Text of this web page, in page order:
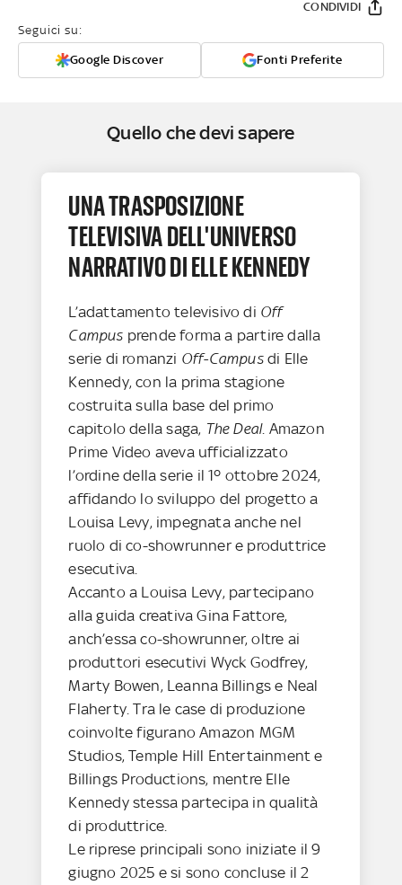
Seguici su:
Google Discover Fonti Preferite
CONDIVIDI
Quello che devi sapere
UNA TRASPOSIZIONE
TELEVISIVA DELL'UNIVERSO
NARRATIVO DI ELLE KENNEDY
L’adattamento televisivo di Off
Campus prende forma a partire dalla
serie di romanzi Off-Campusdi Elle
Kennedy, con la prima stagione
costruita sulla base del primo
capitolo della saga, The Deal. Amazon
Prime Video aveva ufficializzato
l’ordine della serie il 1º ottobre 2024,
affidando lo sviluppo del progetto a
Louisa Levy, impegnata anche nel
ruolo di co-showrunner e produttrice
esecutiva.
Accanto a Louisa Levy, partecipano
alla guida creativa Gina Fattore,
anch’essa co-showrunner, oltre ai
produttori esecutivi Wyck Godfrey,
Marty Bowen, Leanna Billings e Neal
Flaherty. Tra le case di produzione
coinvolte figurano Amazon MGM
Studios, Temple Hill Entertainment e
Billings Productions, mentre Elle
Kennedy stessa partecipa in qualità
di produttrice.
Le riprese principali sono iniziate il 9
giugno 2025 e si sono concluse il 2